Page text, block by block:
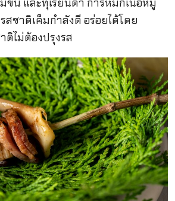
ข้น และทุเรียนดำ การหมักเนื้อหมู
สชาติเค็มกำลังดี อร่อยได้โดย
ติไม่ต้องปรุงรส